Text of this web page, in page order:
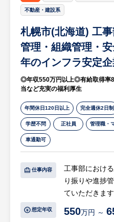
不動産・建設系
札幌市(北海道) 工
管理・組織管理・
年のインフラ安定
◎年収550万円以上◎有給取得
当など充実の福利厚生
年間休日120日以上 完全週休2日制
学歴不問 正社員 管理職・
車通勤可
仕事内容
工事部におけ
り振りや進捗
ていただきます
かつ円滑に機
想定年収 550万円 ～